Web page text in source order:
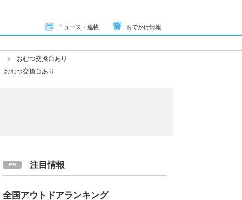
ニュース・連載 おでかけ情報
おむつ交換台あり
おむつ交換台あり
注目情報
全国アウトドアランキング